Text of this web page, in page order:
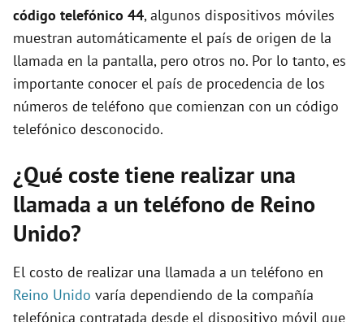
código telefónico 44, algunos dispositivos móviles
muestran automáticamente el país de origen de la
llamada en la pantalla, pero otros no. Por lo tanto, es
importante conocer el país de procedencia de los
números de teléfono que comienzan con un código
telefónico desconocido.
¿Qué coste tiene realizar una
llamada a un teléfono de Reino
Unido?
El costo de realizar una llamada a un teléfono en
Reino Unido varía dependiendo de la compañía
telefónica contratada desde el dispositivo móvil que